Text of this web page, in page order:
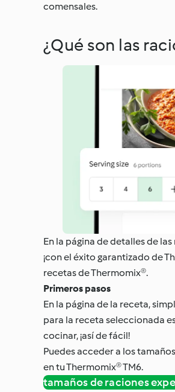
comensales.
¿Qué son las
En la página de detalles de
¡con el éxito garantizado de
recetas de Thermomix®.
Primeros pasos
En la página de la receta,
para la receta seleccionada
cocinar, ¡así de fácil!
Puedes acceder a los
en tu Thermomix® TM6.
tamaños de raciones